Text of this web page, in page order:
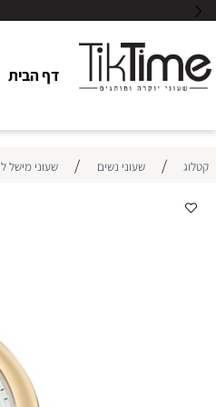
דף הבית אודות
שעוני נשים / שעוני מישל לנשים MICHELE